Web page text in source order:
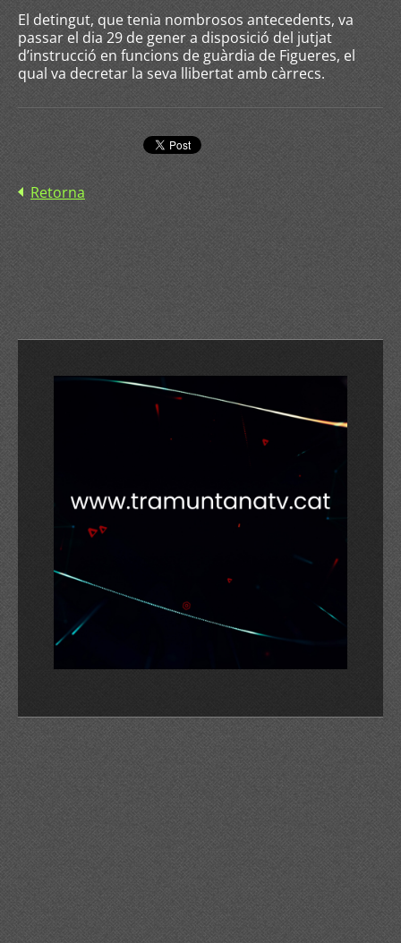
El detingut, que tenia nombrosos antecedents, va
passar el dia 29 de gener a disposició del jutjat
d’instrucció en funcions de guàrdia de Figueres, el
qual va decretar la seva llibertat amb càrrecs.
Retorna